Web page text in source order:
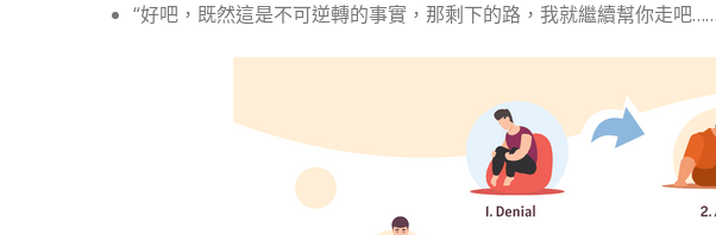
“好吧，既然這是不可逆轉的事實，那剩下的路，我就繼續幫你走吧